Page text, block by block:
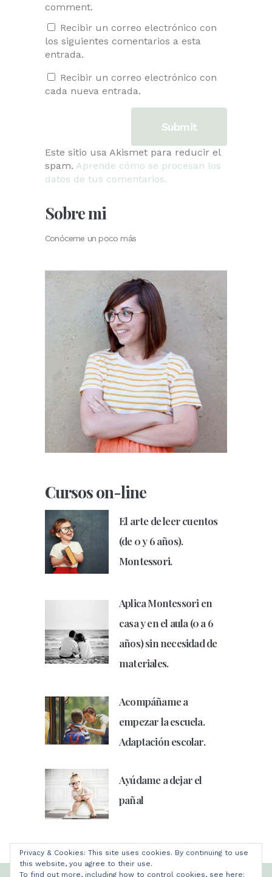
comment.
Recibir un correo electrónico con
los siguientes comentarios a esta
entrada.
Recibir un correo electrónico con
cada nueva entrada.
Este sitio usa Akismet para reducir el
spam. Aprende cómo se procesan los
datos de tus comentarios.
Sobre mi
Conóceme un poco más
Cursos on-line
El arte de leer cuentos
(de 0 y 6 años).
Montessori.
Aplica Montessori en
casa y en el aula (0 a 6
años) sin necesidad de
materiales.
Acompáñame a
empezar la escuela.
Adaptación escolar.
Ayúdame a dejar el
pañal
Privacy & Cookies: This site uses cookies. By continuing to use
this website, you agree to their use.
To find out more, including how to control cookies, see here: